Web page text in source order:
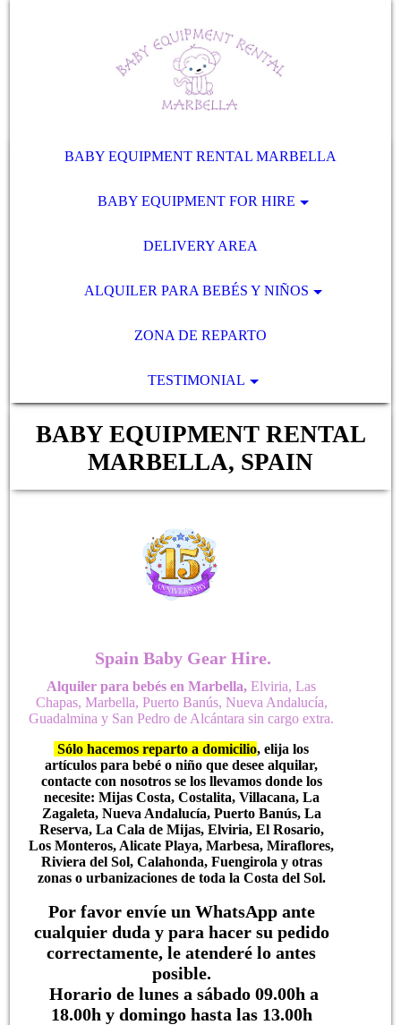
BABY EQUIPMENT RENTAL MARBELLA
BABY EQUIPMENT FOR HIRE
DELIVERY AREA
ALQUILER PARA BEBÉS Y NIÑOS
ZONA DE REPARTO
TESTIMONIAL
BABY EQUIPMENT RENTAL
MARBELLA, SPAIN
Spain Baby Gear Hire.
Alquiler para bebés en Marbella,Elviria, Las
Chapas, Marbella, Puerto Banús, Nueva Andalucía,
Guadalmina y San Pedro de Alcántara sin cargo extra.
Sólo hacemos reparto a domicilio, elija los
artículos para bebé o niño que desee alquilar,
contacte con nosotros se los llevamos donde los
necesite: Mijas Costa, Costalita, Villacana, La
Zagaleta, Nueva Andalucía, Puerto Banús, La
Reserva, La Cala de Mijas, Elviria, El Rosario,
Los Monteros, Alicate Playa, Marbesa, Miraflores,
Riviera del Sol, Calahonda, Fuengirola y otras
zonas o urbanizaciones de toda la Costa del Sol.
Por favor envíe un WhatsApp ante
cualquier duda y para hacer su pedido
correctamente, le atenderé lo antes
posible.
Horario de lunes a sábado 09.00h a
18.00h y domingo hasta las 13.00h